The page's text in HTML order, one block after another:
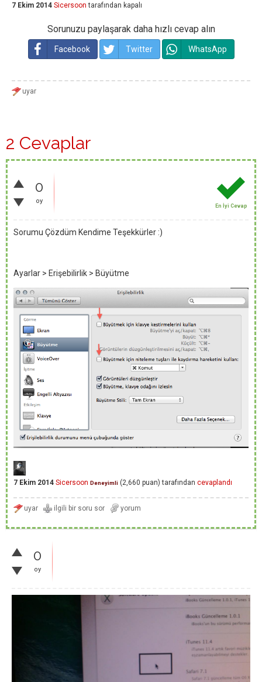
7 Ekim 2014 Sicersoon tarafından kapalı
Sorunuzu paylaşarak daha hızlı cevap alın
Facebook Twitter WhatsApp
2 Cevaplar
0
oy
En İyi Cevap
Sorumu Çözdüm Kendime Teşekkürler :)
Ayarlar > Erişebilirlik > Büyütme
7 Ekim 2014 Sicersoon Deneyimli (2,660 puan) tarafından cevaplandı
0
oy